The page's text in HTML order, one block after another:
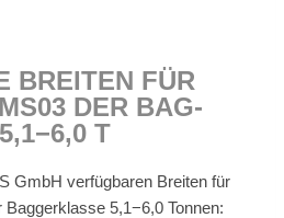
BREI­TEN FÜR
DER BAG­
T
GmbH ver­füg­ba­ren Brei­ten für
Bag­ger­klas­se 5,1−6,0 Ton­nen: